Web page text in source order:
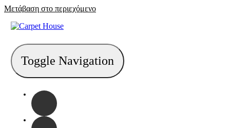
Μετάβαση στο περιεχόμενο
Toggle Navigation